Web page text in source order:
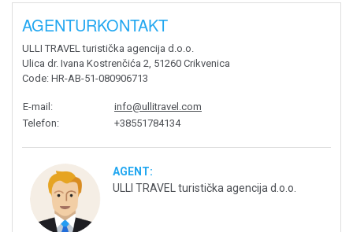
AGENTURKONTAKT
ULLI TRAVEL turistička agencija d.o.o.
Ulica dr. Ivana Kostrenčića 2, 51260 Crikvenica
Code: HR-AB-51-080906713
E-mail :
info@ullitravel.com
Telefon: +38551784134
AGENT:
ULLI TRAVEL turistička agencija d.o.o.